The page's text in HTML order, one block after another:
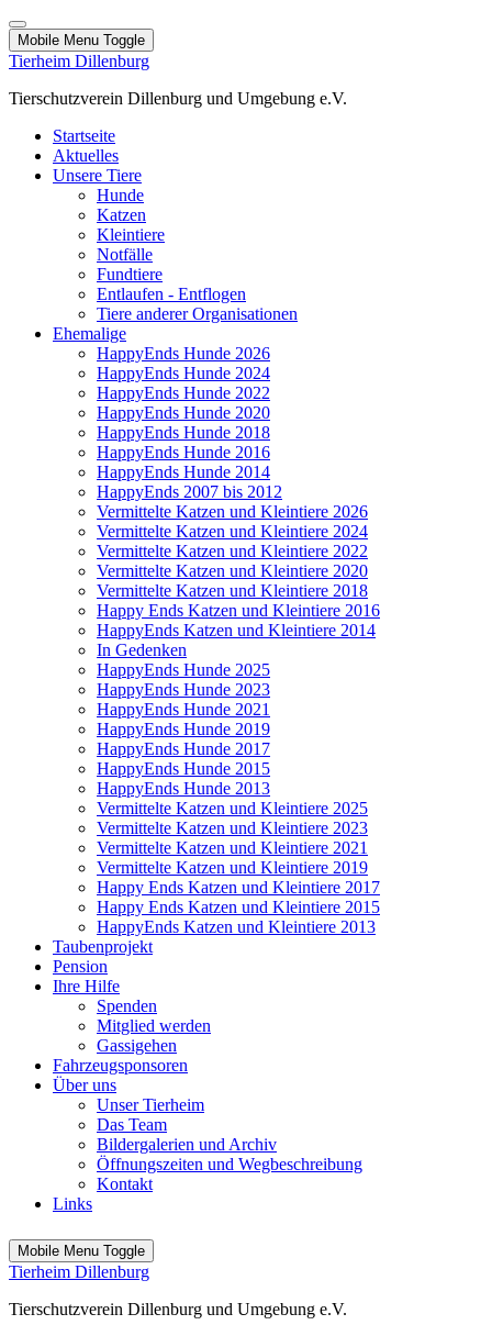
Mobile Menu Toggle
Tierheim Dillenburg
Tierschutzverein Dillenburg und Umgebung e.V.
Startseite
Aktuelles
Unsere Tiere
Hunde
Katzen
Kleintiere
Notfälle
Fundtiere
Entlaufen - Entflogen
Tiere anderer Organisationen
Ehemalige
HappyEnds Hunde 2026
HappyEnds Hunde 2024
HappyEnds Hunde 2022
HappyEnds Hunde 2020
HappyEnds Hunde 2018
HappyEnds Hunde 2016
HappyEnds Hunde 2014
HappyEnds 2007 bis 2012
Vermittelte Katzen und Kleintiere 2026
Vermittelte Katzen und Kleintiere 2024
Vermittelte Katzen und Kleintiere 2022
Vermittelte Katzen und Kleintiere 2020
Vermittelte Katzen und Kleintiere 2018
Happy Ends Katzen und Kleintiere 2016
HappyEnds Katzen und Kleintiere 2014
In Gedenken
HappyEnds Hunde 2025
HappyEnds Hunde 2023
HappyEnds Hunde 2021
HappyEnds Hunde 2019
HappyEnds Hunde 2017
HappyEnds Hunde 2015
HappyEnds Hunde 2013
Vermittelte Katzen und Kleintiere 2025
Vermittelte Katzen und Kleintiere 2023
Vermittelte Katzen und Kleintiere 2021
Vermittelte Katzen und Kleintiere 2019
Happy Ends Katzen und Kleintiere 2017
Happy Ends Katzen und Kleintiere 2015
HappyEnds Katzen und Kleintiere 2013
Taubenprojekt
Pension
Ihre Hilfe
Spenden
Mitglied werden
Gassigehen
Fahrzeugsponsoren
Über uns
Unser Tierheim
Das Team
Bildergalerien und Archiv
Öffnungszeiten und Wegbeschreibung
Kontakt
Links
Mobile Menu Toggle
Tierheim Dillenburg
Tierschutzverein Dillenburg und Umgebung e.V.